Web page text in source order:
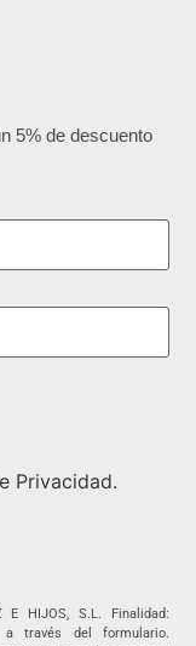
5% de descuento
Privacidad.
E HIJOS, S.L. Finalidad:
través del formulario.